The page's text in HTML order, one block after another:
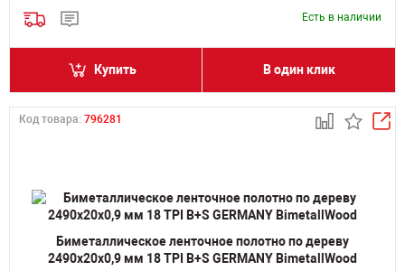
Есть в наличии
Купить В один клик
Код товара: 796281
Биметаллическое ленточное полотно по дереву
2490х20х0,9 мм 18 TPI B+S GERMANY BimetallWood